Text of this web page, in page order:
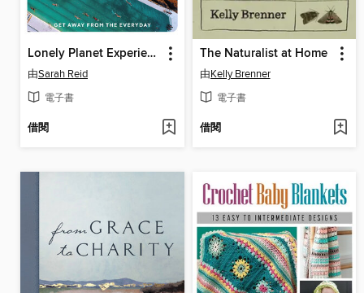
Lonely Planet Experience East Coast Australia
由Sarah Reid
電子書
借閱
The Naturalist at Home
由Kelly Brenner
電子書
借閱